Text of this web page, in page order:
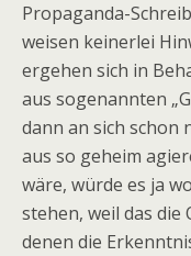
Propaganda-
weisen keinerlei
ergehen sich in
aus sogenannten
dann an sich schon
aus so geheim
wäre, würde es ja
stehen, weil das die
denen die